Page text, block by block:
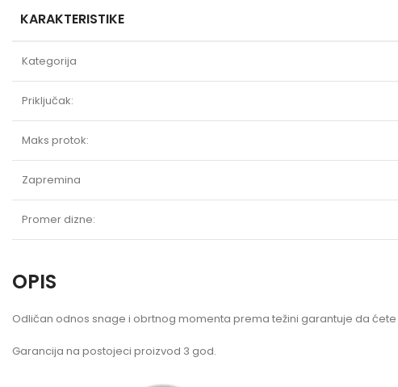
KARAKTERISTIKE
Kategorija
Priključak:
Maks protok:
Zapremina
Promer dizne:
OPIS
Odličan odnos snage i obrtnog momenta prema težini garantuje da
Garancija na postojeci proizvod 3 god.